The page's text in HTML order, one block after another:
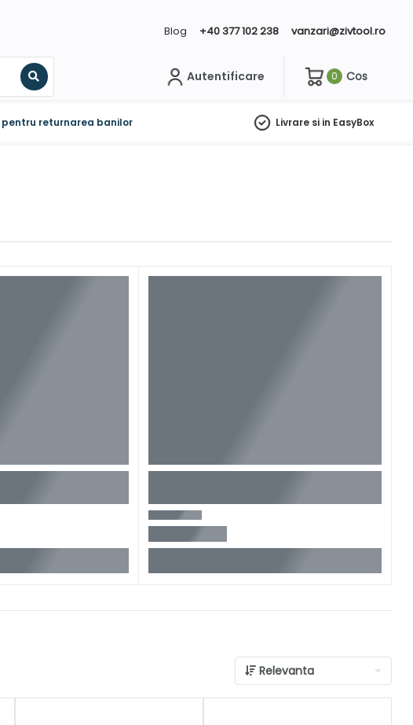
Blog +40 377 102 238 vanzari@zivtool.ro
Search
Autentificare 0 Cos
pentru returnarea banilor Livrare si in EasyBox
Relevanta